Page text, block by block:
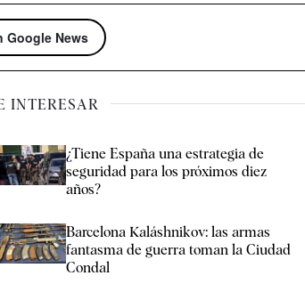
Google News
INTERESAR
¿Tiene España una estrategia de
seguridad para los próximos diez
años?
Barcelona Kaláshnikov: las armas
fantasma de guerra toman la Ciudad
Condal